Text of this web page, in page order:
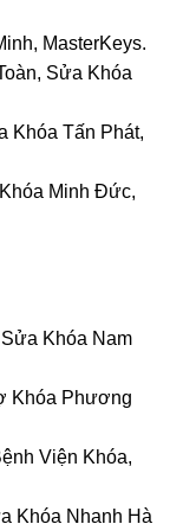
MasterKeys.
Sửa Khóa
Khóa Tấn Phát,
Minh Đức,
Sửa Khóa Nam
Khóa Phương
Viện Khóa,
Khóa Nhanh Hà